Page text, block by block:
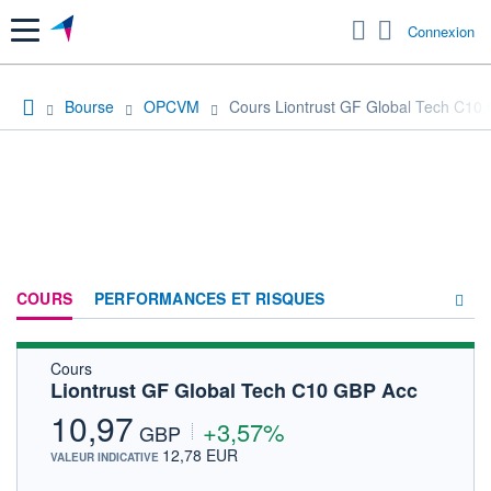
Menu Connexion
Bourse OPCVM Cours Liontrust GF Global Tech C10
COURS PERFORMANCES ET RISQUES
Cours
Liontrust GF Global Tech C10 GBP Acc
10,97 GBP +3,57%
VALEUR INDICATIVE 12,78 EUR